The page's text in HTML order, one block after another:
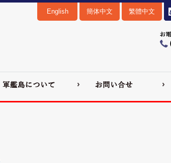
English 簡体中文 繁體中文